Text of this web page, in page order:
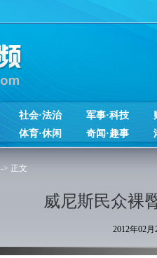
社会·法治 军事·科技
体育·休闲 奇闻·趣事
-> 正文
威尼斯民众裸
2012年02